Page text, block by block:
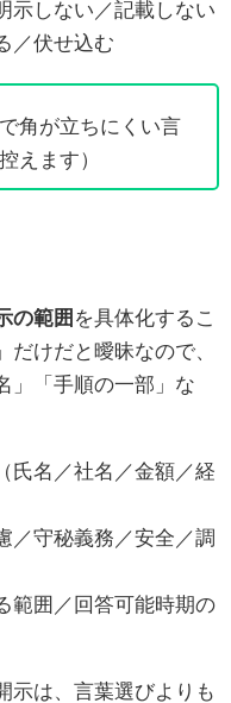
示しない／記載しない
／伏せ込む
角が立ちにくい言
えます）
の範囲 を具体化するこ
だけだと曖昧なので、
」「手順の一部」な
氏名／社名／金額／経
／守秘義務／安全／調
範囲／回答可能時期の
示は、言葉選びよりも